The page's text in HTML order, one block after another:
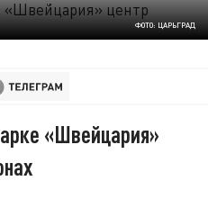
ФОТО: ЦАРЬГРАД
«Швейцария»